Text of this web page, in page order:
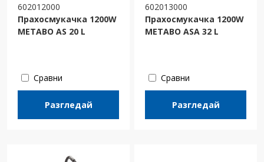
602012000
Прахосмукачка 1200W
METABO AS 20 L
Сравни
Разгледай
602013000
Прахосмукачка 1200W
METABO ASA 32 L
Сравни
Разгледай